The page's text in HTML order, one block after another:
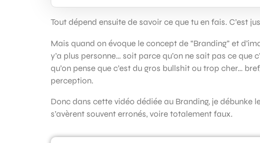
Tout dépend ensuite de savoir ce que tu en fais. C’est
Mais quand on évoque le concept de “Branding” et
y’a plus personne… soit parce qu’on ne sait pas ce que
qu’on pense que c’est du gros bullshit ou trop cher…
perception.
Donc dans cette vidéo dédiée au Branding, je
s’avèrent souvent erronés, voire totalement faux.